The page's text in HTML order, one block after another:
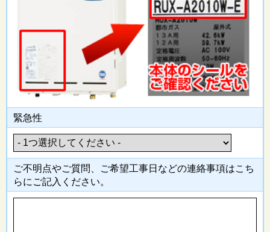
緊急性
ご不明点やご質問、ご希望工事日などの連絡事項はこち
らにご記入 ください。